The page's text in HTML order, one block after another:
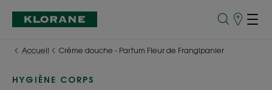
Points
Accueil
Crème douche - Parfum Fleur de Frangipanier
HYGIÈNE CORPS